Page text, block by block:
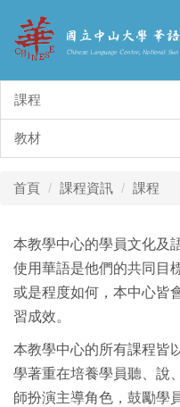
到
主
內
容
區
課程
教材
首頁 課程資訊 課程
本教學中心的學員文化及
使用華語是他們的共同目
或是程度如何，本中心皆
習成效。
本教學中心的所有課程
學著重在培養學員聽、說
師扮演主導角色，鼓勵學